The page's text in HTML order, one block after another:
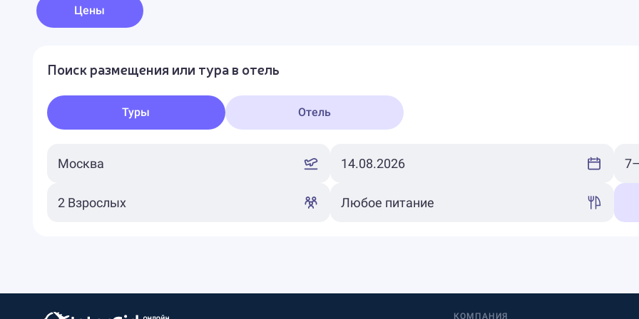
Цены
Поиск размещения или тура в отель
Туры Отель
КОМПАНИЯ